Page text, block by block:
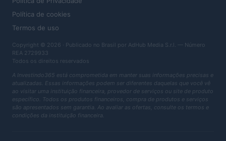
Política de cookies
Termos de uso
Copyright © 2026 · Publicado no Brasil por AdHub Media S.r.l. — Número
REA 2729933
Todos os direitos reservados
A Investindo365 está comprometida em manter suas informações precisas e
atualizadas. Essas informações podem ser diferentes daquelas que você vê
ao visitar uma instituição financeira, provedor de serviços ou site de produto
específico. Todos os produtos financeiros, compra de produtos e serviços
são apresentados sem garantia. Ao avaliar as ofertas, consulte os termos e
condições da instituição financeira.